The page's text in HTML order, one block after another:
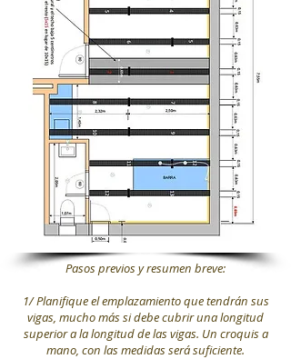
Pasos previos y resumen breve:
1/ Planifique el emplazamiento que tendrán sus
vigas, mucho más si debe cubrir una longitud
superior a la longitud de las vigas. Un croquis a
mano, con las medidas será suficiente.